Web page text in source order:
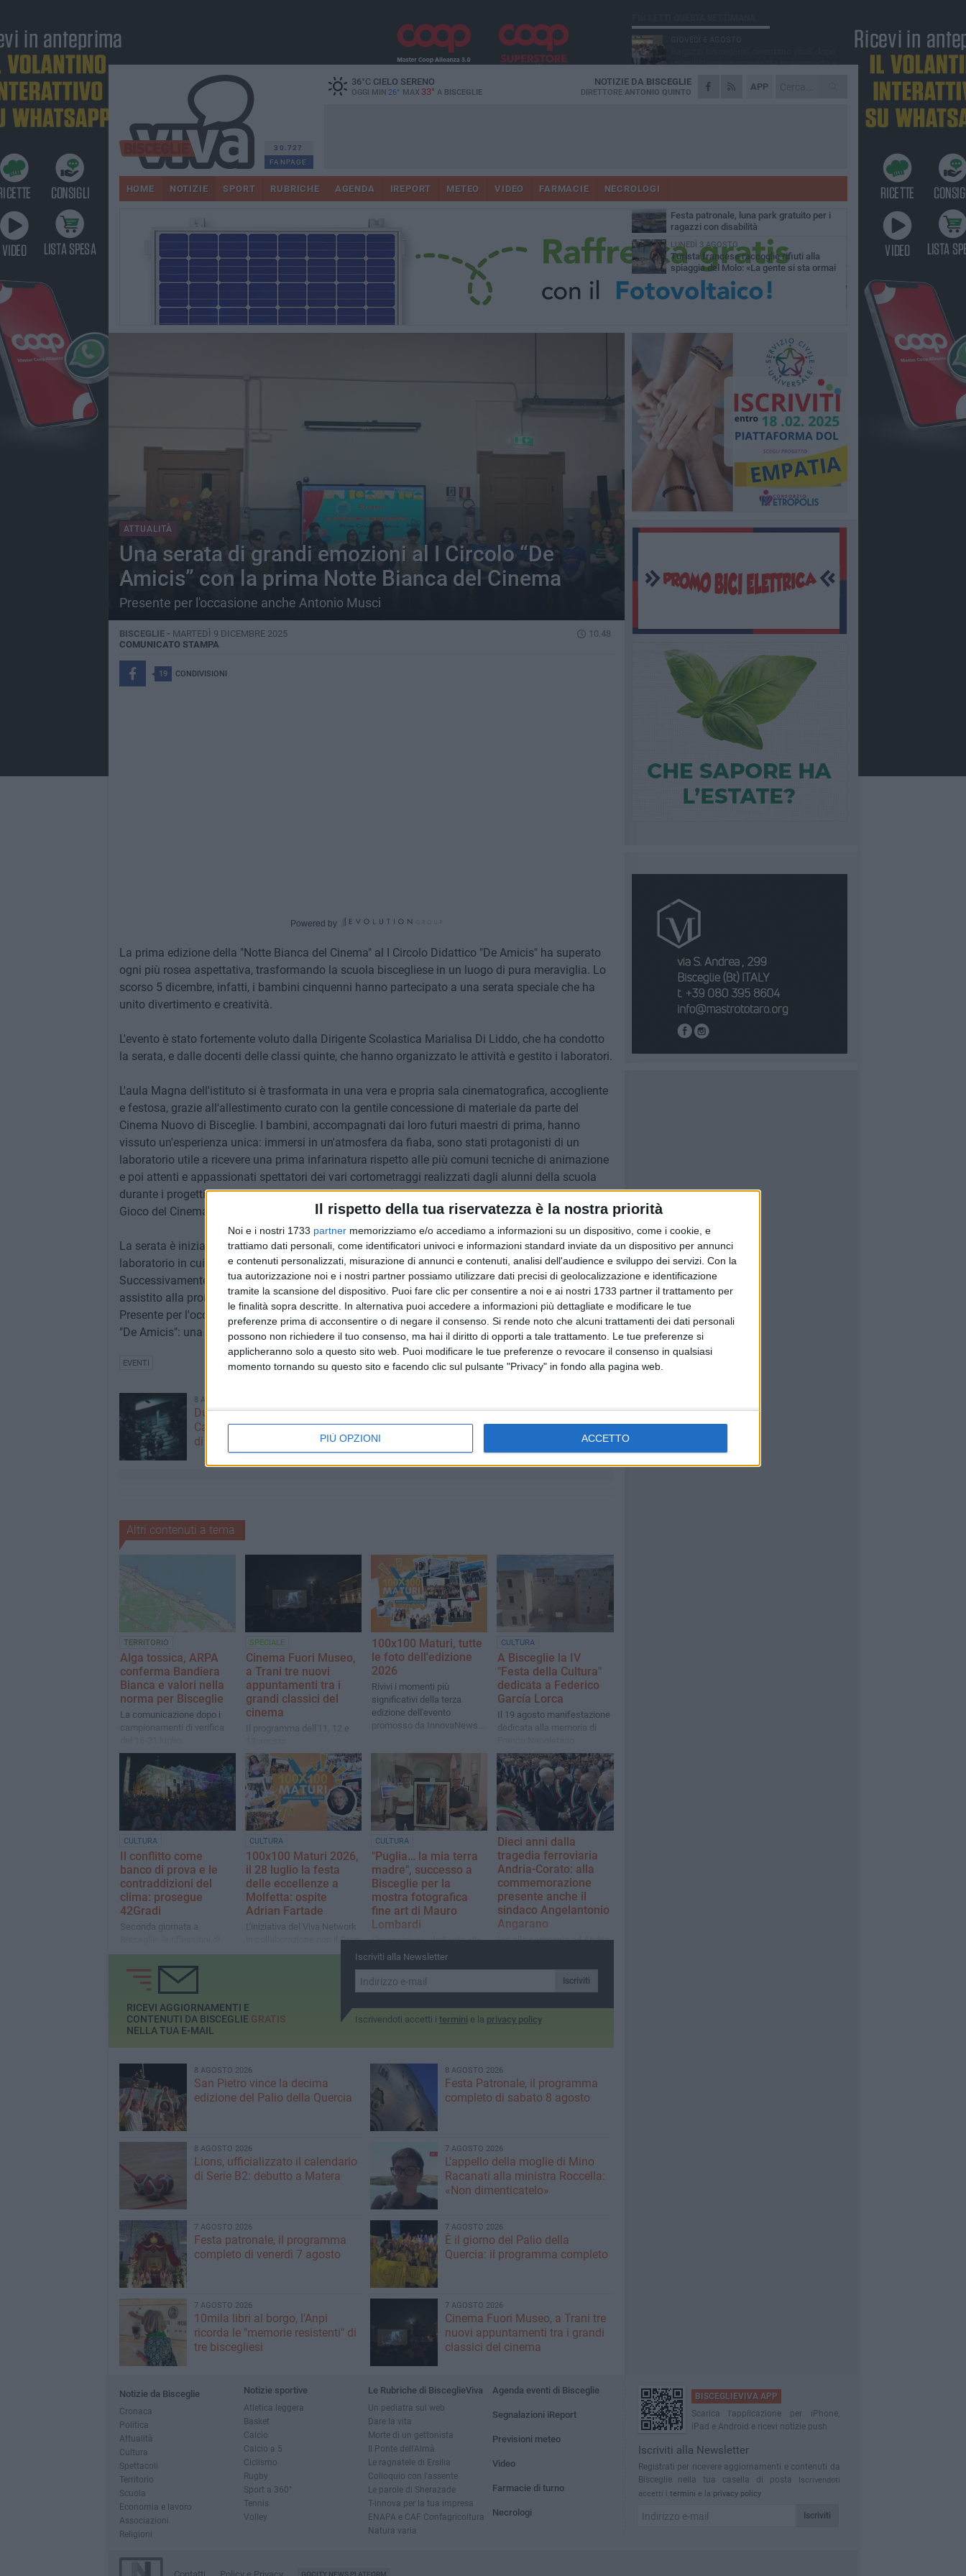
Il rispetto della tua riservatezza è la nostra priorità
Noi e i nostri 1733 partner memorizziamo e/o accediamo a informazioni su un dispositivo, come i cookie, e
trattiamo dati personali, come identificatori univoci e informazioni standard inviate da un dispositivo per annunci
e contenuti personalizzati, misurazione di annunci e contenuti, analisi dell'audience e sviluppo dei servizi. Con la
tua autorizzazione noi e i nostri partner possiamo utilizzare dati precisi di geolocalizzazione e identificazione
tramite la scansione del dispositivo. Puoi fare clic per consentire a noi e ai nostri 1733 partner il trattamento per
le finalità sopra descritte. In alternativa puoi accedere a informazioni più dettagliate e modificare le tue
preferenze prima di acconsentire o di negare il consenso. Si rende noto che alcuni trattamenti dei dati personali
possono non richiedere il tuo consenso, ma hai il diritto di opporti a tale trattamento. Le tue preferenze si
applicheranno solo a questo sito web. Puoi modificare le tue preferenze o revocare il consenso in qualsiasi
momento tornando su questo sito e facendo clic sul pulsante "Privacy" in fondo alla pagina web.
PIÙ OPZIONI ACCETTO
30.727
FANPAGE
36°CCIELO SERENO
OGGI MIN 26° MAX 33° A BISCEGLIE
APP
NOTIZIE DA BISCEGLIE
DIRETTORE ANTONIO QUINTO
HOME NOTIZIE SPORT RUBRICHE AGENDA IREPORT METEO VIDEO FARMACIE NECROLOGI
ATTUALITÀ
Una serata di grandi emozioni al I Circolo “De
Amicis” con la prima Notte Bianca del Cinema
Presente per l'occasione anche Antonio Musci
BISCEGLIE - MARTEDÌ 9 DICEMBRE 2025
10.48
COMUNICATO STAMPA
19 CONDIVISIONI
Powered by
La prima edizione della "Notte Bianca del Cinema" al I Circolo Didattico "De Amicis" ha superato
ogni più rosea aspettativa, trasformando la scuola biscegliese in un luogo di pura meraviglia. Lo
scorso 5 dicembre, infatti, i bambini cinquenni hanno partecipato a una serata speciale che ha
unito divertimento e creatività.
L'evento è stato fortemente voluto dalla Dirigente Scolastica Marialisa Di Liddo, che ha condotto
la serata, e dalle docenti delle classi quinte, che hanno organizzato le attività e gestito i laboratori.
L'aula Magna dell'istituto si è trasformata in una vera e propria sala cinematografica, accogliente
e festosa, grazie all'allestimento curato con la gentile concessione di materiale da parte del
Cinema Nuovo di Bisceglie. I bambini, accompagnati dai loro futuri maestri di prima, hanno
vissuto un'esperienza unica: immersi in un'atmosfera da fiaba, sono stati protagonisti di un
laboratorio utile a ricevere una prima infarinatura rispetto alle più comuni tecniche di animazione
e poi attenti e appassionati spettatori dei vari cortometraggi realizzati dagli alunni della scuola
durante i progetti cinema attivati nel corso degli anni (Camera verde prima e seconda edizione e Il
Gioco del Cinema), scoprendo per la prima volta l'emozione del grande schermo.
La serata è iniziata con la proiezione di un cortometraggio a tema natalizio, seguito da un
laboratorio in cui i bambini si sono potuti cimentare nella creazione di animazioni in stile cartoon.
Successivamente, i bambini hanno partecipato a un gioco collettivo sulle emozioni e hanno
assistito alla proiezione di tre cortometraggi prodotti nell'ambito dei progetti cinema del I Circolo.
Presente per l'occasione anche Antonio Musci, responsabile scientifico dei progetti cinema della
"De Amicis": una costante e proficua collaborazione che dura ormai da diversi anni.
EVENTI
8 AGOSTO 2026
Due latitanti del clan mafioso
Capriati arrestati in un casolare
di Bisceglie
Latitanti del clan Capriati
arrestati, le parole del colonnello
Altri contenuti a tema
TERRITORIO
Alga tossica, ARPA
conferma Bandiera
Bianca e valori nella
norma per Bisceglie
La comunicazione dopo i
campionamenti di verifica
SPECIALE
Cinema Fuori Museo,
a Trani tre nuovi
appuntamenti tra i
grandi classici del
cinema
Il programma dell'11, 12 e
100x100 Maturi, tutte
le foto dell'edizione
2026
Rivivi i momenti più
significativi della terza
edizione dell'evento
promosso da InnovaNews
CULTURA
A Bisceglie la IV
"Festa della Cultura"
dedicata a Federico
García Lorca
Il 19 agosto manifestazione
dedicata alla memoria di
CULTURA
Il conflitto come
banco di prova e le
contraddizioni del
clima: prosegue
42Gradi
Seconda giornata a
Mario Tozzi e Sabina
CULTURA
100x100 Maturi 2026,
il 28 luglio la festa
delle eccellenze a
Molfetta: ospite
Adrian Fartade
L'iniziativa del Viva Network
in collaborazione con il Gran
Shopping celebra gli
CULTURA
"Puglia… la mia terra
madre", successo a
Bisceglie per la
mostra fotografica
fine art di Mauro
Lombardi
L'esposizione, dedicata alla
madre dell'artista, ha
visitatori
Dieci anni dalla
tragedia ferroviaria
Andria-Corato: alla
commemorazione
presente anche il
sindaco Angelantonio
Angarano
Ieri alla cerimonia ad Andria
Iscriviti alla Newsletter
Iscriviti
Iscrivendoti accetti i termini e la privacy policy
RICEVI AGGIORNAMENTI E
CONTENUTI DA BISCEGLIE GRATIS
NELLA TUA E-MAIL
8 AGOSTO 2026
San Pietro vince la decima
edizione del Palio della Quercia
8 AGOSTO 2026
Festa Patronale, il programma
completo di sabato 8 agosto
8 AGOSTO 2026
Lions, ufficializzato il calendario
di Serie B2: debutto a Matera
7 AGOSTO 2026
L'appello della moglie di Mino
Racanati alla ministra Roccella:
«Non dimenticatelo»
7 AGOSTO 2026
Festa patronale, il programma
completo di venerdì 7 agosto
7 AGOSTO 2026
È il giorno del Palio della
Quercia: il programma completo
7 AGOSTO 2026
10mila libri al borgo, l'Anpi
ricorda le "memorie resistenti" di
tre biscegliesi
7 AGOSTO 2026
Cinema Fuori Museo, a Trani tre
nuovi appuntamenti tra i grandi
classici del cinema
un'esibizione improvvisata in aeroporto a
MARTEDÌ 4 AGOSTO
Emergenza caldo, il Comune di Bisceglie
Due auto incendiate nella notte in via Dieta
MERCOLEDÌ 5 AGOSTO
Festa patronale, luna park gratuito per i
ragazzi con disabilità
LUNEDÌ 3 AGOSTO
Turista francese raccoglie rifiuti alla
spiaggia del Molo: «La gente si sta ormai
Notizie da Bisceglie
Cronaca
Politica
Attualità
Cultura
Spettacoli
Territorio
Scuola
Economia e lavoro
Associazioni
Religioni
Notizie sportive
Atletica leggera
Basket
Calcio
Calcio a 5
Ciclismo
Rugby
Sport a 360°
Tennis
Volley
Le Rubriche di BisceglieViva
Un pediatra sul web
Dare la vita
Morte di un gettonista
Il Ponte dell'Almà
Le ragnatele di Ersilia
Colloquio con l'assente
Le parole di Sherazade
T-innova per la tua impresa
ENAPA e CAF Confagricoltura
Natura varia
Agenda eventi di Bisceglie
Segnalazioni iReport
Previsioni meteo
Video
Farmacie di turno
Necrologi
BISCEGLIEVIVA APP
Scarica l'applicazione per iPhone,
iPad e Android e ricevi notizie push
Iscriviti alla Newsletter
Registrati per ricevere aggiornamenti e contenuti da
Bisceglie nella tua casella di posta
Iscrivendoti
accetti i termini e la privacy policy
Iscriviti
GOCITY NEWS PLATFORM